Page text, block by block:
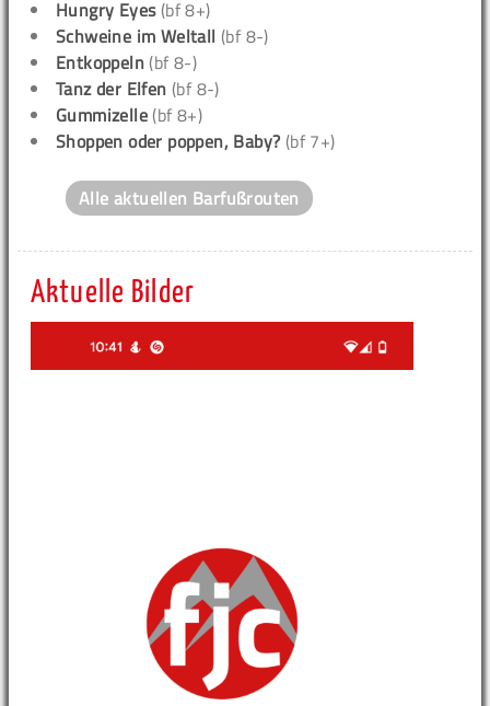
Hungry Eyes(bf 8+)
Schweine im Weltall (bf 8-)
Entkoppeln (bf 8-)
Tanz der Elfen (bf 8-)
Gummizelle (bf 8+)
Shoppen oder poppen, Baby? (bf 7+)
Alle aktuellen Barfußrouten
Aktuelle Bilder